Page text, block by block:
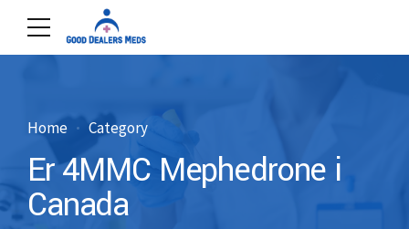
Home Category
Er 4MMC Mephedrone i
Canada